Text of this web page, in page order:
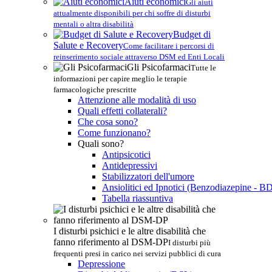
Gli aiuti
attualmente disponibili per chi soffre di disturbi
mentali o altra disabilità
Budget di
Salute e RecoveryCome facilitare i percorsi di
reinserimento sociale attraverso DSM ed Enti Locali
Gli PsicofarmaciTutte le
informazioni per capire meglio le terapie
farmacologiche prescritte
Attenzione alle modalità di uso
Quali effetti collaterali?
Che cosa sono?
Come funzionano?
Quali sono?
Antipsicotici
Antidepressivi
Stabilizzatori dell'umore
Ansiolitici ed Ipnotici (Benzodiazepine -
Tabella riassuntiva
I disturbi psichici e le altre disabilità che
fanno riferimento al DSM-DPI disturbi più
frequenti presi in carico nei servizi pubblici di cura
Depressione